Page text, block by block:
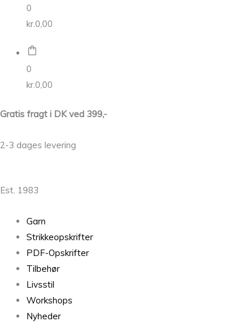
0
kr.0,00
0
kr.0,00
Gratis fragt i DK ved 399,-
2-3 dages levering
Est. 1983
Garn
Strikkeopskrifter
PDF-Opskrifter
Tilbehør
Livsstil
Workshops
Nyheder